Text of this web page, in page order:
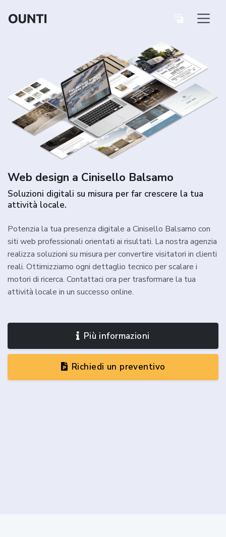
Web design a Cinisello Balsamo
Soluzioni digitali su misura per far crescere la tua
attività locale.
Potenzia la tua presenza digitale a Cinisello Balsamo con
siti web professionali orientati ai risultati. La nostra agenzia
realizza soluzioni su misura per convertire visitatori in clienti
reali. Ottimizziamo ogni dettaglio tecnico per scalare i
motori di ricerca. Contattaci ora per trasformare la tua
attività locale in un successo online.
Più informazioni
Richiedi un preventivo